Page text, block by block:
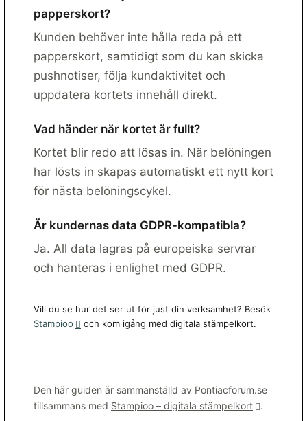
papperskort?
Kunden behöver inte hålla reda på ett
papperskort, samtidigt som du kan skicka
pushnotiser, följa kundaktivitet och
uppdatera kortets innehåll direkt.
Vad händer när kortet är fullt?
Kortet blir redo att lösas in. När belöningen
har lösts in skapas automatiskt ett nytt kort
för nästa belöningscykel.
Är kundernas data GDPR-kompatibla?
Ja. All data lagras på europeiska servrar
och hanteras i enlighet med GDPR.
Vill du se hur det ser ut för just din verksamhet? Besök
Stampioo
och kom igång med digitala stämpelkort.
Den här guiden är sammanställd av Pontiacforum.se
tillsammans med Stampioo – digitala stämpelkort .